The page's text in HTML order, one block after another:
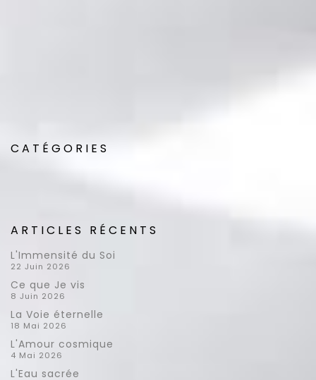
CATÉGORIES
ARTICLES RÉCENTS
L'Immensité du Soi
22 Juin 2026
Ce que Je vis
8 Juin 2026
La Voie éternelle
18 Mai 2026
L'Amour cosmique
4 Mai 2026
L'Eau sacrée